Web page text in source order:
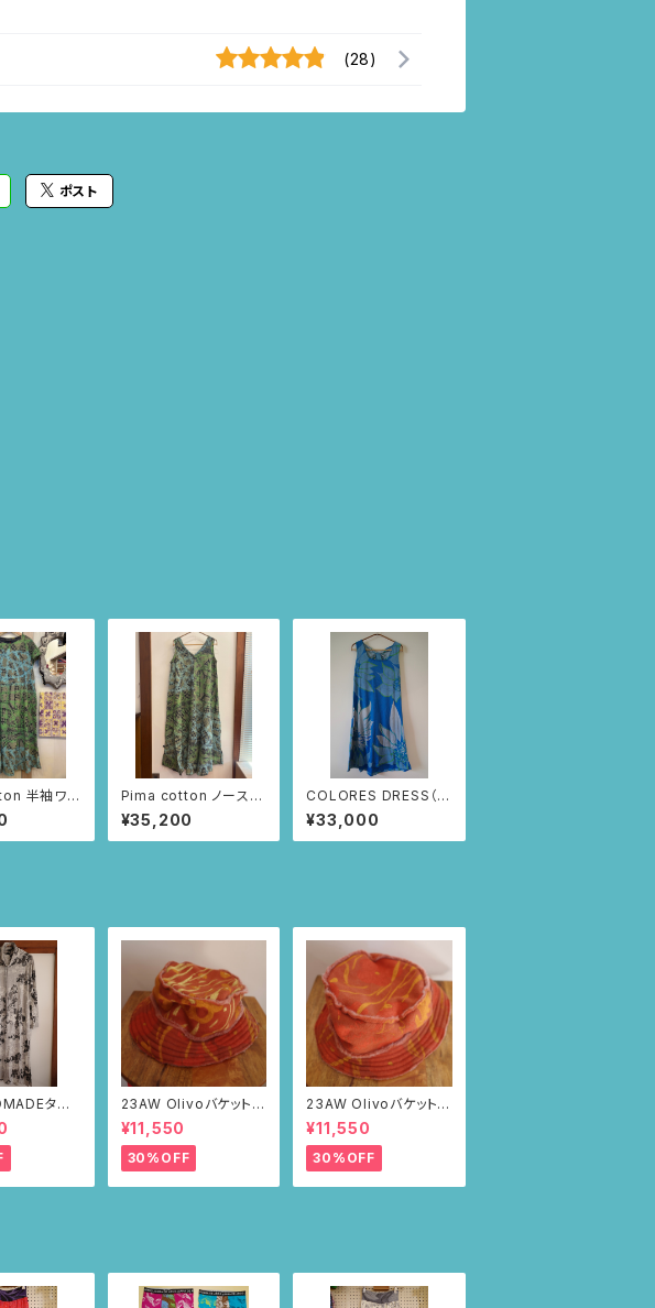
(28)
ポスト
半袖ワン
クネイビ
ス柄)
Pima cotton ノースリ
ーブドレス (ブラック/
レースとツタ柄)
¥35,200
COLORES DRESS（ブ
ルー/ひまわり柄)
¥33,000
ター
ス(メランジ
テンの山道
23AW Olivoバケットハ
ット（ブラウン・ポピー
柄）
¥11,550
30%OFF
23AW Olivoバケットハ
ット（ブラウン・ポピー
柄）
¥11,550
30%OFF